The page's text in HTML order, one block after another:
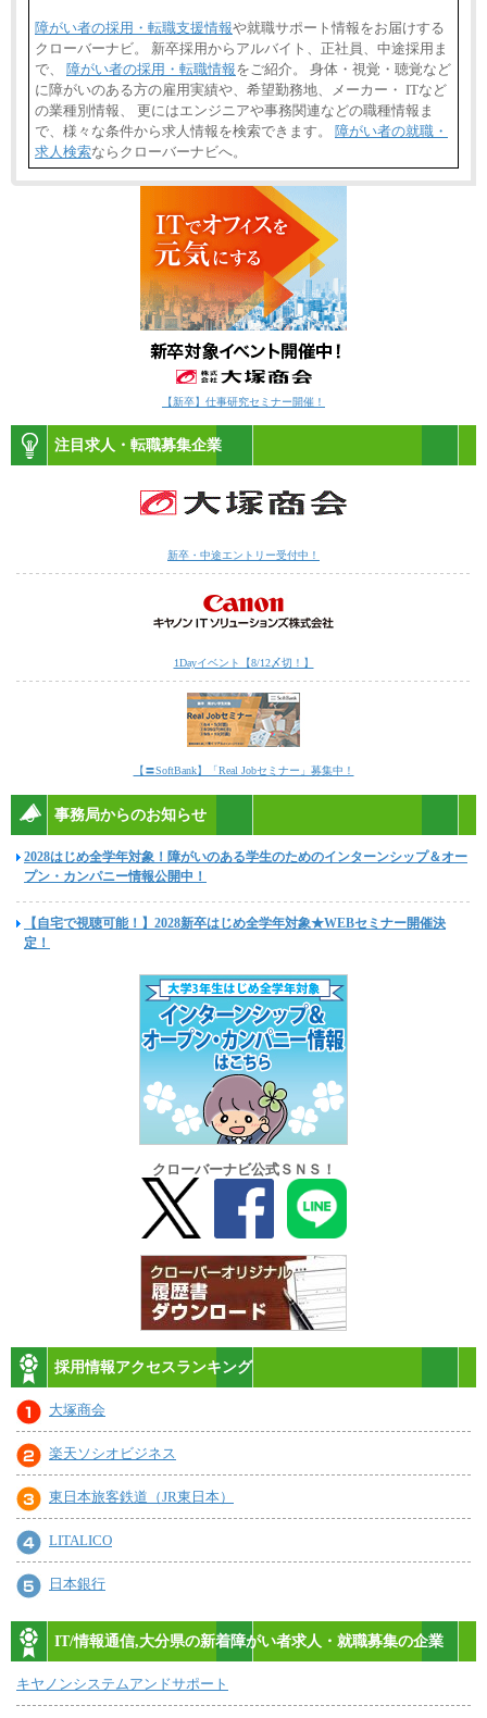
障がい者の採用・転職支援情報や就職サポート情報をお届けする
クローバーナビ。 新卒採用からアルバイト、正社員、中途採用ま
で、 障がい者の採用・転職情報をご紹介。 身体・視覚・聴覚など
に障がいのある方の雇用実績や、希望勤務地、メーカー・ ITなど
の業種別情報、 更にはエンジニアや事務関連などの職種情報ま
で、様々な条件から求人情報を検索できます。 障がい者の就職・
求人検索ならクローバーナビへ。
【新卒】仕事研究セミナー開催！
注目求人・転職募集企業
新卒・中途エントリー受付中！
1Dayイベント【8/12〆切！】
【〓SoftBank】「Real Jobセミナー」募集中！
事務局からのお知らせ
2028はじめ全学年対象！障がいのある学生のためのインターンシップ＆オー
プン・カンパニー情報公開中！
【自宅で視聴可能！】2028新卒はじめ全学年対象★WEBセミナー開催決
定！
クローバーナビ公式ＳＮＳ！
採用情報アクセスランキング
大塚商会
楽天ソシオビジネス
東日本旅客鉄道（JR東日本）
LITALICO
日本銀行
IT/情報通信,大分県の新着障がい者求人・就職募集の企業
キヤノンシステムアンドサポート